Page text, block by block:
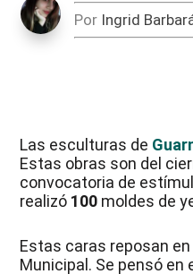
Por Ingrid
Las esculturas de
Estas obras son del
convocatoria de
realizó 100 moldes de
Estas caras reposan
Municipal. Se pensó en